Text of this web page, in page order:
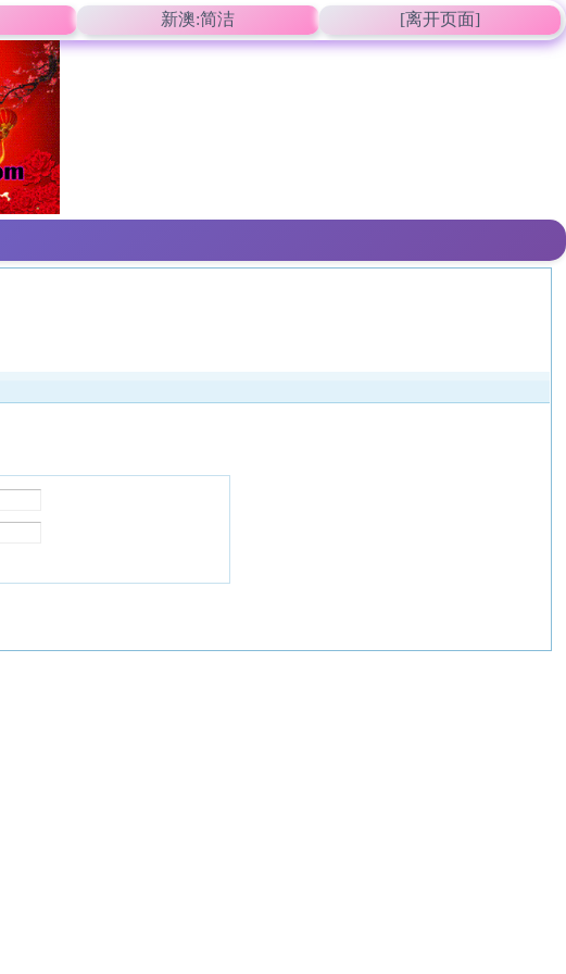
新澳:简洁 [离开页面]